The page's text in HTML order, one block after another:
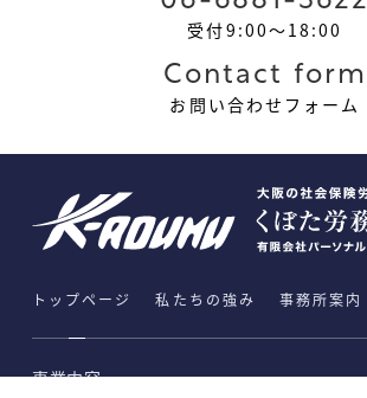
受付9:00～18:00
Contact form
お問い合わせフォーム
トップページ 私たちの強み 事務所案内
事業内容